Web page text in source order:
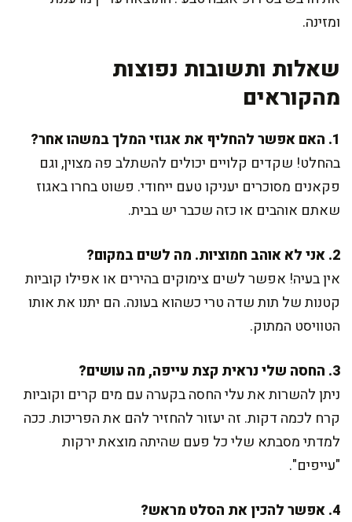
ומזינה.
שאלות ותשובות נפוצות
מהקוראים
1. האם אפשר להחליף את אגוזי המלך במשהו אחר?
בהחלט! שקדים קלויים יכולים להשתלב פה מצוין, וגם
פקאנים מסוכרים יעניקו טעם ייחודי. פשוט בחרו באגוז
שאתם אוהבים או כזה שכבר יש בבית.
2. אני לא אוהב חמוציות. מה לשים במקום?
אין בעיה! אפשר לשים צימוקים בהירים או אפילו קוביות
קטנות של תות שדה טרי כשהוא בעונה. הם יתנו את אותו
הטוויסט המתוק.
3. החסה שלי נראית קצת עייפה, מה עושים?
ניתן להשרות את עלי החסה בקערה עם מים קרים וקוביות
קרח לכמה דקות. זה יעזור להחזיר להם את הפריכות. ככה
למדתי מסבתא שלי כל פעם שהיתה מוצאת ירקות
"עייפים".
4. אפשר להכין את הסלט מראש?